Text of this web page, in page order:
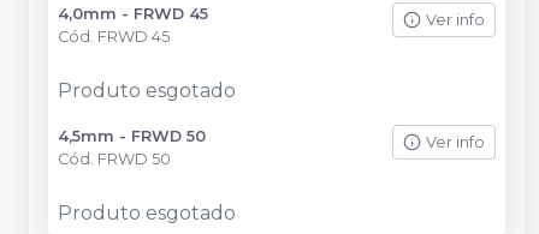
4,0mm - FRWD 45
Cód. FRWD 45
Ver info
Produto esgotado
4,5mm - FRWD 50
Cód. FRWD 50
Ver info
Produto esgotado